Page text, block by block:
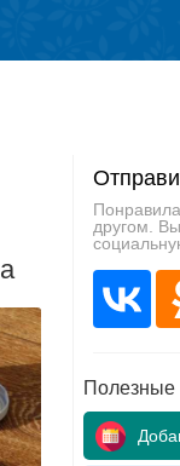
другом.
Полезные